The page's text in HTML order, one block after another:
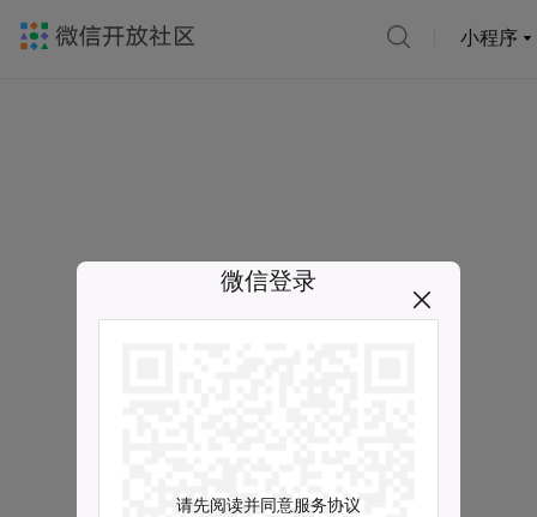
小程序
微信登录
请先阅读并同意服务协议